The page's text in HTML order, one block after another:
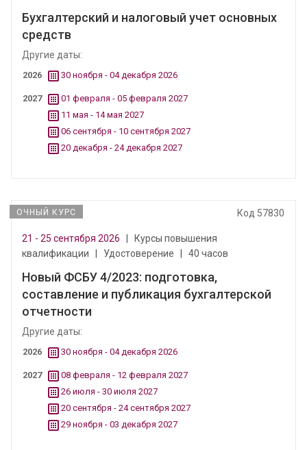
Бухгалтерский и налоговый учет основных
средств
Другие даты:
2026 30 ноября - 04 декабря 2026
2027
01 февраля - 05 февраля 2027
11 мая - 14 мая 2027
06 сентября - 10 сентября 2027
20 декабря - 24 декабря 2027
ОЧНЫЙ КУРС Код 57830
21 - 25 сентября 2026
Курсы повышения
квалификации
Удостоверение 40 часов
Новый ФСБУ 4/2023: подготовка,
составление и публикация бухгалтерской
отчетности
Другие даты:
2026 30 ноября - 04 декабря 2026
2027
08 февраля - 12 февраля 2027
26 июля - 30 июля 2027
20 сентября - 24 сентября 2027
29 ноября - 03 декабря 2027